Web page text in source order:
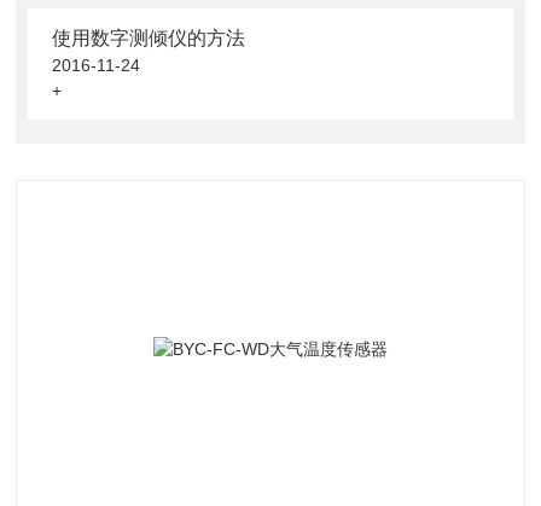
使用数字测倾仪的方法
2016-11-24
+